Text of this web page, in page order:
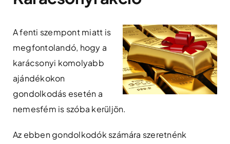
A fenti szempont miatt is
megfontolandó, hogy a
karácsonyi komolyabb
ajándékokon
gondolkodás esetén a
nemesfém is szóba kerüljön.
Az ebben gondolkodók számára szeretnénk